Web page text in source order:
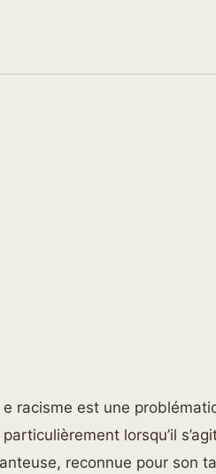
e racisme est une
particulièrement lorsqu’il
reconnue pour son